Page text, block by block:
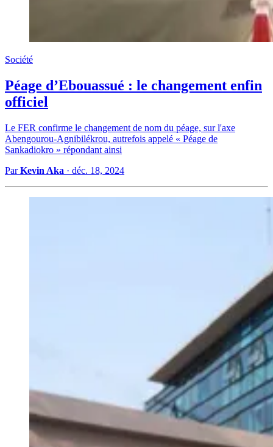
Société
Péage d’Ebouassué : le changement enfin
officiel
Le FER confirme le changement de nom du péage, sur l'axe
Abengourou-Agnibilékrou, autrefois appelé « Péage de
Sankadiokro » répondant ainsi
ParKevin Aka · déc. 18, 2024